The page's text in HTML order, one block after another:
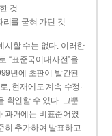
것
를 굳혀 가던 것
시할 수는 없다. 이러한
“표준국어대사전”을
년에 초판이 발간된
, 현재에도 계속 수정·
확인할 수 있다. 그뿐
과거에는 비표준어였
히 추가하여 발표하고